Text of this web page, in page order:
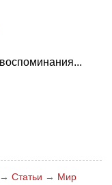
→ Статьи → Мир